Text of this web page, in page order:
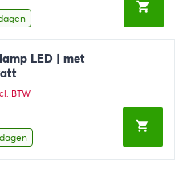
LED | met
BTW